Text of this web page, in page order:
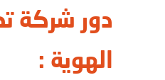
دور شركة
الهوية :